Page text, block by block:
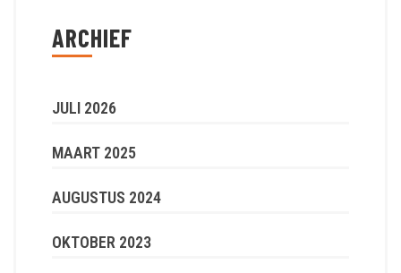
ARCHIEF
JULI 2026
MAART 2025
AUGUSTUS 2024
OKTOBER 2023